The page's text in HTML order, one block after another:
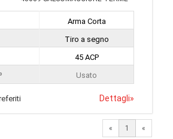
Arma Corta
Tiro a segno
45 ACP
Usato
Dettagli»
« 1 «